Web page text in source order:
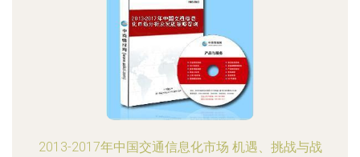
2013-2017年中国交通信息化市场 机遇、挑战与战